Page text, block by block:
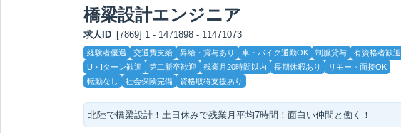
橋梁設計エンジニア
求人ID [7869] 1 - 1471898 - 11471073
こ
だ
わ
り
経験者優遇 交通費支給 昇給・賞与あり 車・バイク通勤OK 制服貸与
有資格者歓迎
U・Iターン歓迎
第二新卒歓迎 残業月20時間以内 長期休暇あり
リモート面接OK
転勤なし
社会保険完備 資格取得支援あり
北陸で橋梁設計！土日休みで残業月平均7時間！面白い仲間と働く！